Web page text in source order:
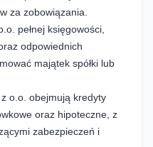
za zobowiązania.
pełnej księgowości,
odpowiednich
majątek spółki lub
o.o. obejmują kredyty
oraz hipoteczne, z
zabezpieczeń i